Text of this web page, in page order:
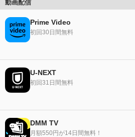
動画配信
Prime Video
初回30日間無料
U-NEXT
初回31日間無料
DMM TV
月額550円が14日間無料！